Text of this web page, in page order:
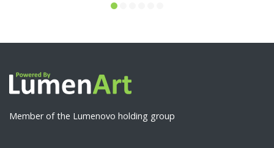
Member of the Lumenovo holding group